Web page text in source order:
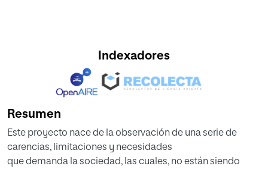
Indexadores
Resumen
Este proyecto nace de la observación de una serie de
carencias, limitaciones y necesidades
que demanda la sociedad, las cuales, no están siendo